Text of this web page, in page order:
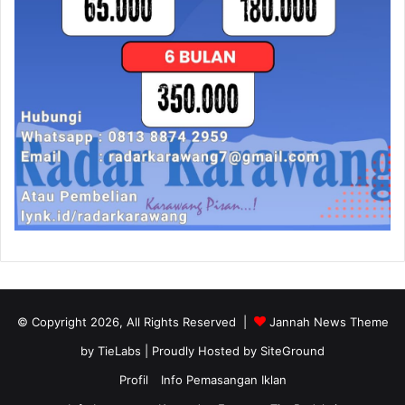
© Copyright 2026, All Rights Reserved |
Jannah News Theme
by TieLabs | Proudly Hosted by SiteGround
Profil
Info Pemasangan Iklan